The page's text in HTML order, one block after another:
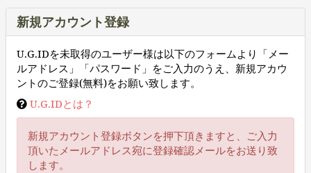
新規アカウント登録
U.G.IDを未取得のユーザー様は以下のフォームより「メー
ルアドレス」「パスワード」をご入力のうえ、新規アカウ
ントのご登録(無料)をお願い致します。
U.G.IDとは？
新規アカウント登録ボタンを押下頂きますと、ご入力
頂いたメールアドレス宛に登録確認メールをお送り致
します。